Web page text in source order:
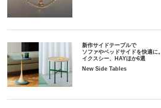
新作サイドテーブルで
ソファやベッドサイドを快適に。
イクスシー、HAYほか6選
New Side Tables